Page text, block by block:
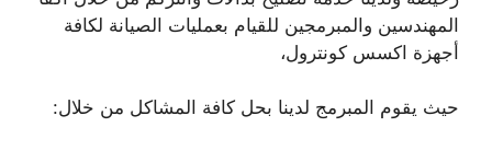
المهندسين والمبرمجين للقيام بعمليات الصيانة لكافة
أجهزة اكسس كونترول،
حيث يقوم المبرمج لدينا بحل كافة المشاكل من خلال: